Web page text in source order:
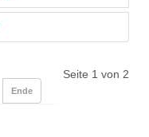
Seite 1 von 2
Ende